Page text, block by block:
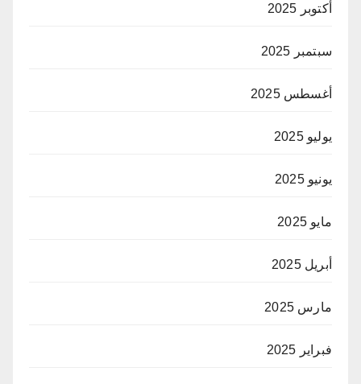
أكتوبر 2025
سبتمبر 2025
أغسطس 2025
يوليو 2025
يونيو 2025
مايو 2025
أبريل 2025
مارس 2025
فبراير 2025